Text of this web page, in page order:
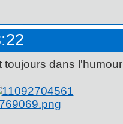
toujours dans